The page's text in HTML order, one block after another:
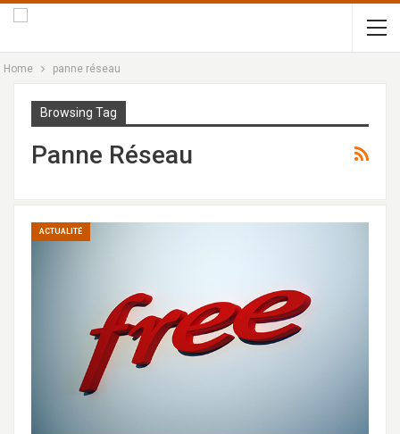
Home panne réseau
Browsing Tag
Panne Réseau
ACTUALITÉ